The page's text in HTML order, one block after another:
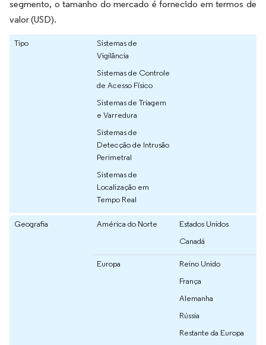
segmento, o tamanho do mercado é fornecido em termos de
valor (USD).
Tipo
Sistemas de
Vigilância
Sistemas de Controle
de Acesso Físico
Sistemas de Triagem
e Varredura
Sistemas de
Detecção de Intrusão
Perimetral
Sistemas de
Localização em
Tempo Real
Geografia América do Norte
Estados Unidos
Canadá
Europa
Reino Unido
França
Alemanha
Rússia
Restante da Europa